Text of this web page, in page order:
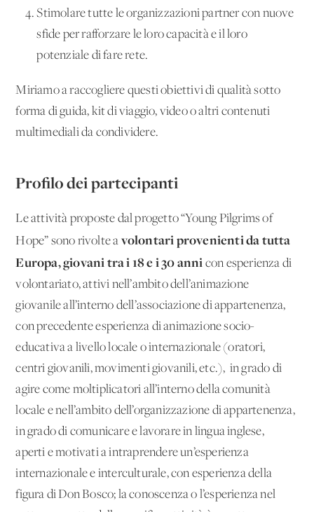
Stimolare tutte le organizzazioni partner con nuove
sfide per rafforzare le loro capacità e il loro
potenziale di fare rete.
Miriamo a raccogliere questi obiettivi di qualità sotto
forma di guida, kit di viaggio, video o altri contenuti
multimediali da condividere.
Profilo dei partecipanti
Le attività proposte dal progetto “Young Pilgrims of
Hope” sono rivolte a volontari provenienti da tutta
Europa, giovani tra i 18 e i 30 anni con esperienza di
volontariato, attivi nell’ambito dell’animazione
giovanile all’interno dell’associazione di appartenenza,
con precedente esperienza di animazione socio-
educativa a livello locale o internazionale (oratori,
centri giovanili, movimenti giovanili, etc.), in grado di
agire come moltiplicatori all’interno della comunità
locale e nell’ambito dell’organizzazione di appartenenza,
in grado di comunicare e lavorare in lingua inglese,
aperti e motivati a intraprendere un’esperienza
internazionale e interculturale, con esperienza della
figura di Don Bosco; la conoscenza o l’esperienza nel